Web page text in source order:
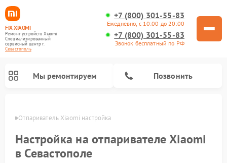
FIX-XIAOMI
Ремонт устройств Xiaomi
Специализированный
cервисный центр г.
Севастополь
+7 (800) 301-55-83
Ежедневно, с 10:00 до 20:00
+7 (800) 301-55-83
Звонок бесплатный по РФ
Мы ремонтируем Позвонить
Отпариватель Xiaomi настройка
Настройка на отпаривателе Xiaomi
в Севастополе